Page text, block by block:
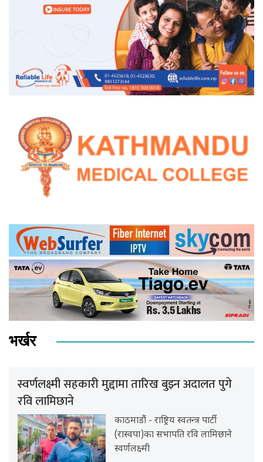
भर्खर
स्वर्णलक्ष्मी सहकारी मुद्दामा तारिख बुझ्न अदालत पुगे
रवि लामिछाने
काठमाडौं - राष्ट्रिय स्वतन्त्र पार्टी
(रास्वपा)का सभापति रवि लामिछाने
स्वर्णलक्ष्मी